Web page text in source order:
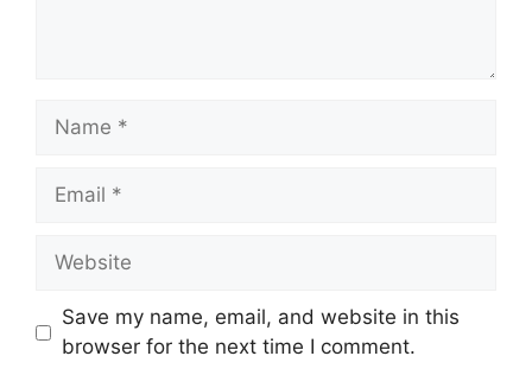
s
Save my name, email, and website in this
browser for the next time I comment.